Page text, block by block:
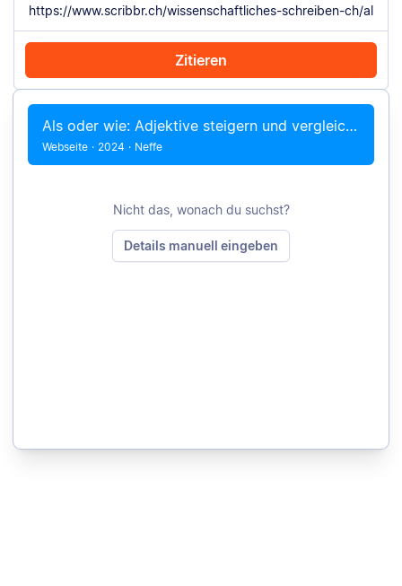
Zitieren
Mit Chrome zitieren Manuell zitieren
Als oder wie: Adjektive steigern und vergleichen
Webseite · 2024 · Neffe
Nicht das, wonach du suchst?
Details manuell eingeben